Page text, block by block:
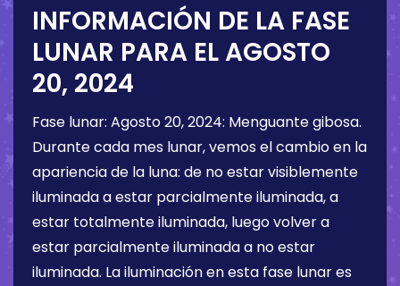
INFORMACIÓN DE LA FASE
LUNAR PARA EL AGOSTO
20, 2024
Fase lunar: Agosto 20, 2024: Menguante gibosa.
Durante cada mes lunar, vemos el cambio en la
apariencia de la luna: de no estar visiblemente
iluminada a estar parcialmente iluminada, a
estar totalmente iluminada, luego volver a
estar parcialmente iluminada a no estar
iluminada. La iluminación en esta fase lunar es